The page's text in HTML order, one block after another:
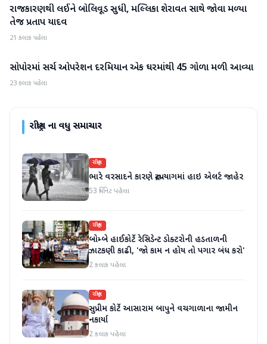
રાષ્ટ્રીય
રાજકારણથી લઈને બોલિવૂડ સુધી, મલ્લિકા શેરાવત સાથે જોવા મળ્યા
તેજ પ્રતાપ યાદવ
21 કલાક પહેલા
રાષ્ટ્રીય
સોપોરમાં સર્ચ ઓપરેશન દરમિયાન એક ઘરમાંથી 45 ગોળા મળી આવ્યા
23 કલાક પહેલા
રાષ્ટ્રીયના વધુ સમાચાર
રાષ્ટ્રીય
ભારે વરસાદને કારણે રુદ્રપ્રયાગમાં હાઇ એલર્ટ જાહેર
53 મિનિટ પહેલા
રાષ્ટ્રીય
બોમ્બે હાઈકોર્ટે રેસિડેન્ટ ડોક્ટરોની હડતાળની
ઝાટકણી કાઢી, 'જો કામ ન હોય તો પગાર બંધ કરો'
2 કલાક પહેલા
રાષ્ટ્રીય
સુપ્રીમ કોર્ટે આસારામ બાપુને વચગાળાના જામીન
નકાર્યા
2 કલાક પહેલા